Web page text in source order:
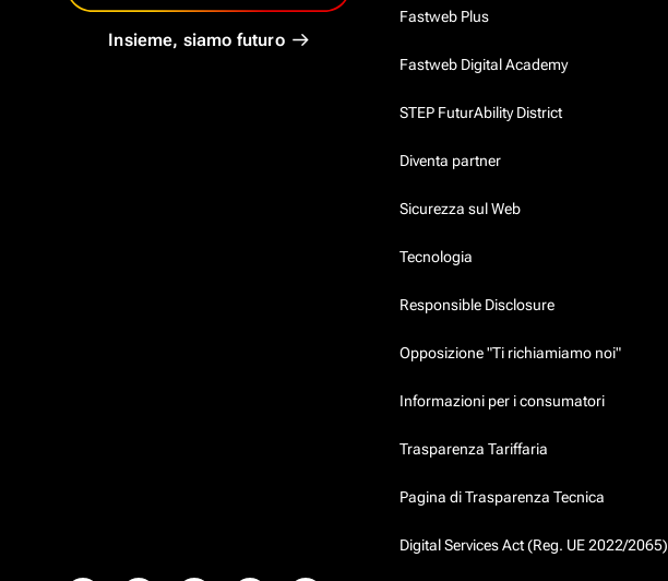
Insieme, siamo futuro
Fastweb Plus
Fastweb Digital Academy
STEP FuturAbility District
Diventa partner
Sicurezza sul Web
Tecnologia
Responsible Disclosure
Opposizione "Ti richiamiamo noi"
Informazioni per i consumatori
Trasparenza Tariffaria
Pagina di Trasparenza Tecnica
Digital Services Act (Reg. UE 2022/2065)